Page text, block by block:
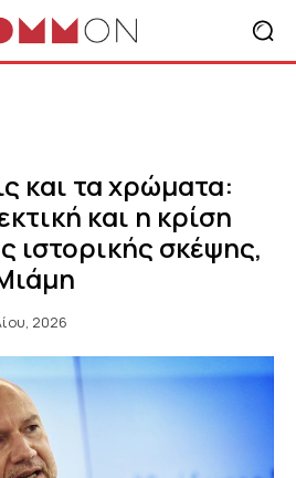
και τα χρώματα:
και η κρίση
ιστορικής σκέψης,
2026